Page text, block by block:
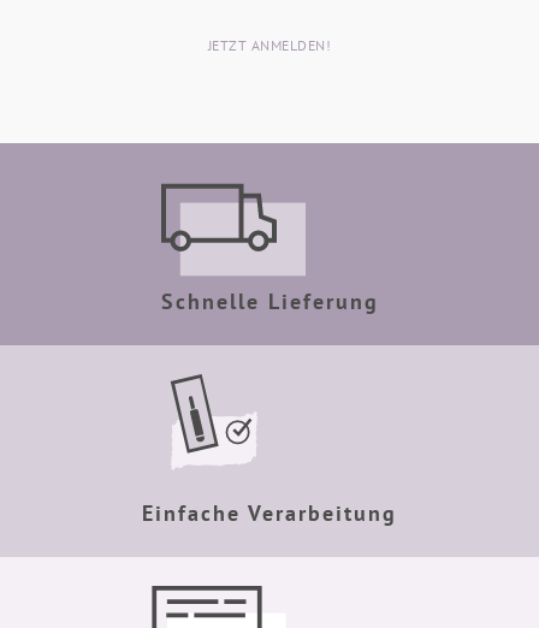
JETZT ANMELDEN!
Schnelle Lieferung
Einfache Verarbeitung